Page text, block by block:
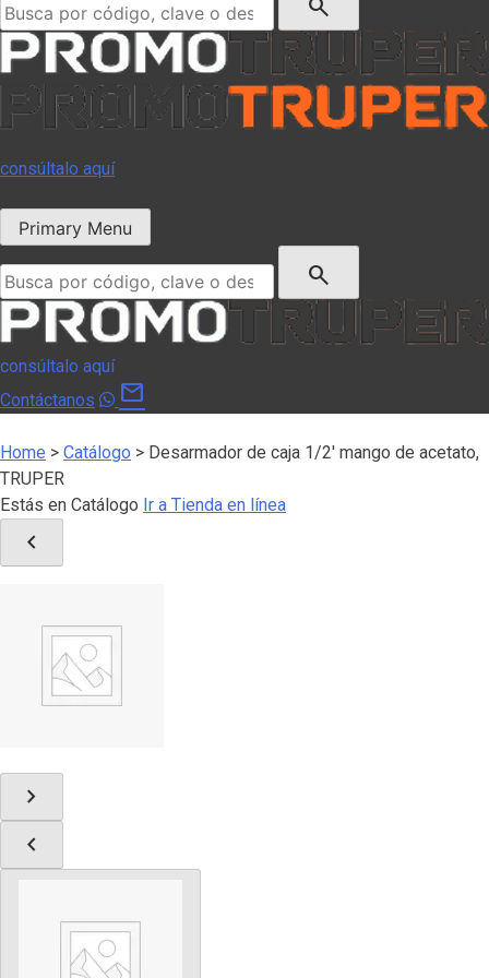
consúltalo aquí
Primary Menu
search
consúltalo aquí
Contáctanos
mail
Home > Catálogo > Desarmador de caja 1/2′ mango de acetato,
TRUPER
Estás en Catálogo Ir a Tienda en línea
chevron_left
chevron_right
chevron_left